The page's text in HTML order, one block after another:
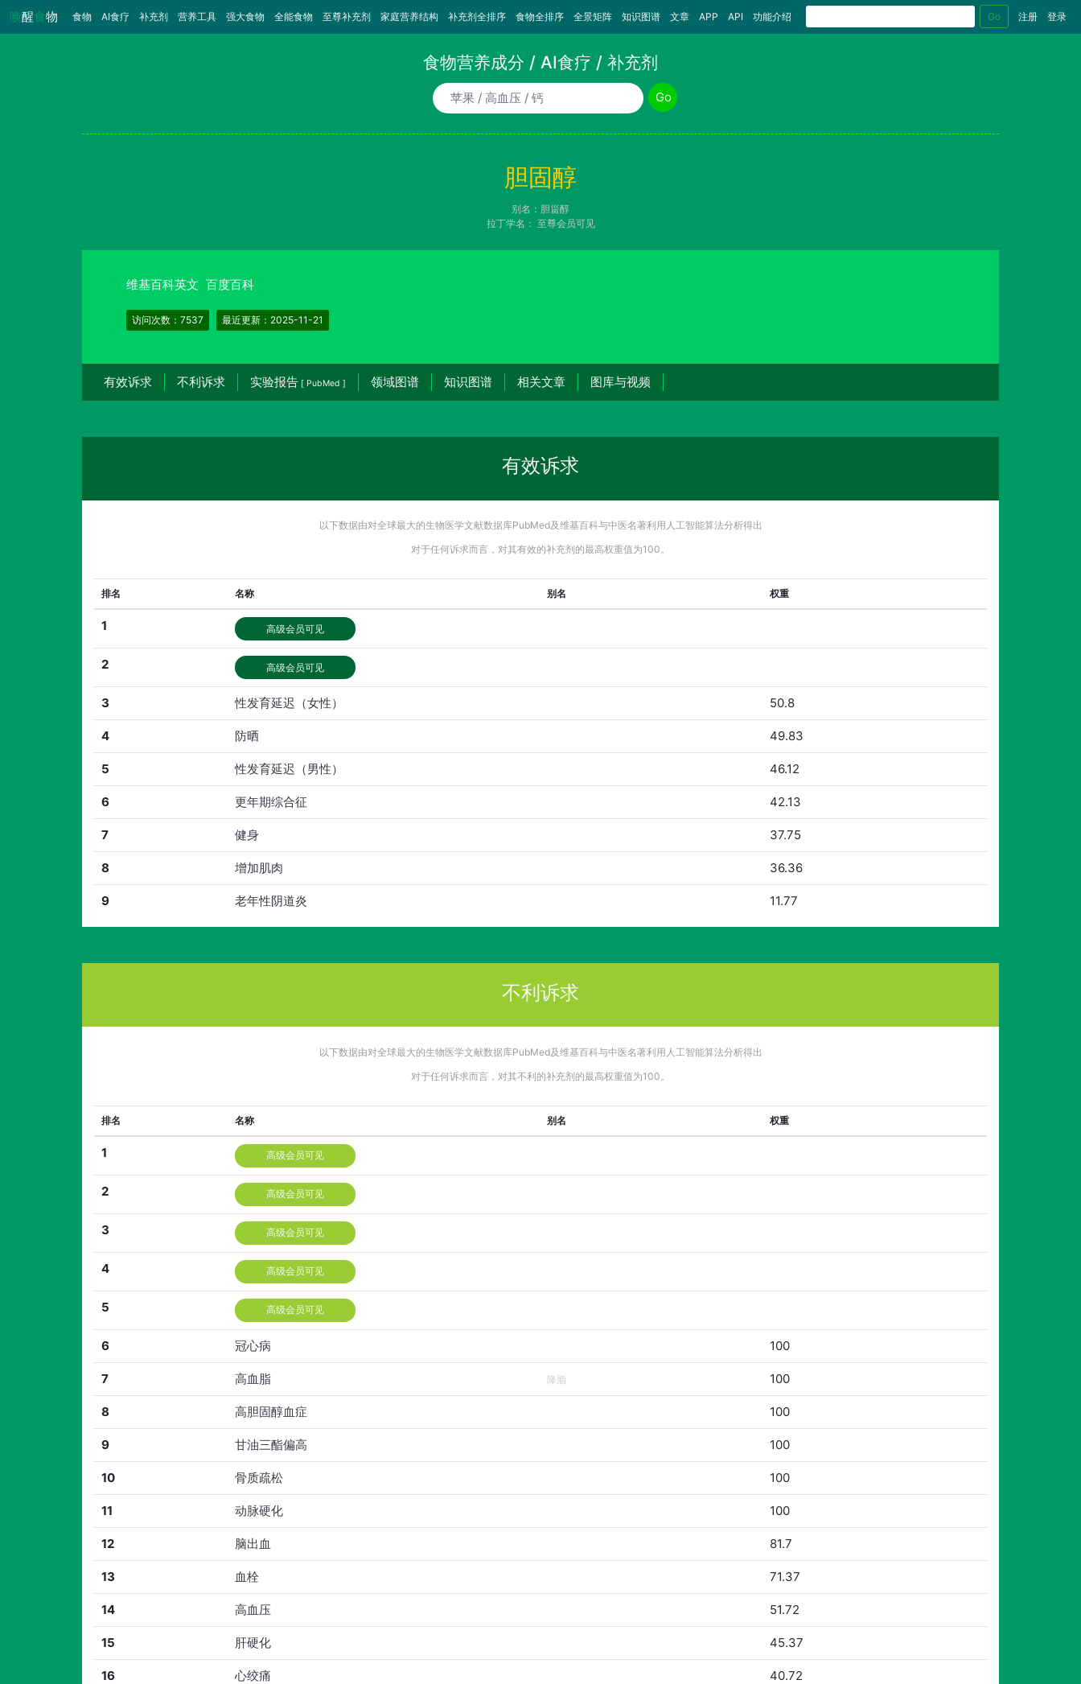
唤醒食物 食物 （当前）
AI食疗 补充剂 营养工具 强大食物 全能食物 至尊补充剂 家庭营养结构 补充剂全排序 食物全排序 全景矩阵 知识图谱 文章 APP API 功能介绍 Go 注册 登录
食物营养成分 / AI食疗 / 补充剂
食物/AI食疗诉求/补充剂名称
Go
胆固醇
别名：胆甾醇
拉丁学名： 至尊会员可见
维基百科英文 百度百科
访问次数：7537 最近更新：2025-11-21
有效诉求 不利诉求 实验报告 [ PubMed ] 领域图谱 知识图谱 相关文章 图库与视频
有效诉求
以下数据由对全球最大的生物医学文献数据库PubMed及维基百科与中医名著利用人工智能算法分析得出
对于任何诉求而言，对其有效的补充剂的最高权重值为100。
排名 名称 别名 权重
1 高级会员可见
2 高级会员可见
3 性发育延迟（女性） 50.8
4 防晒 49.83
5 性发育延迟（男性） 46.12
6 更年期综合征 42.13
7 健身 37.75
8 增加肌肉 36.36
9 老年性阴道炎 11.77
不利诉求
以下数据由对全球最大的生物医学文献数据库PubMed及维基百科与中医名著利用人工智能算法分析得出
对于任何诉求而言，对其不利的补充剂的最高权重值为100。
排名 名称 别名 权重
1 高级会员可见
2 高级会员可见
3 高级会员可见
4 高级会员可见
5 高级会员可见
6 冠心病 100
7 高血脂 降脂 100
8 高胆固醇血症 100
9 甘油三酯偏高 100
10 骨质疏松 100
11 动脉硬化 100
12 脑出血 81.7
13 血栓 71.37
14 高血压 51.72
15 肝硬化 45.37
16 心绞痛 40.72